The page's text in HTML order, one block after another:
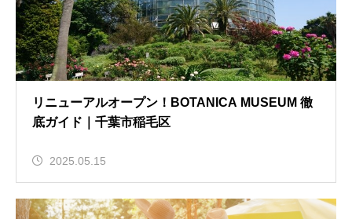
リニューアルオープン！BOTANICA MUSEUM 徹
底ガイド｜千葉市稲毛区
2025.05.15